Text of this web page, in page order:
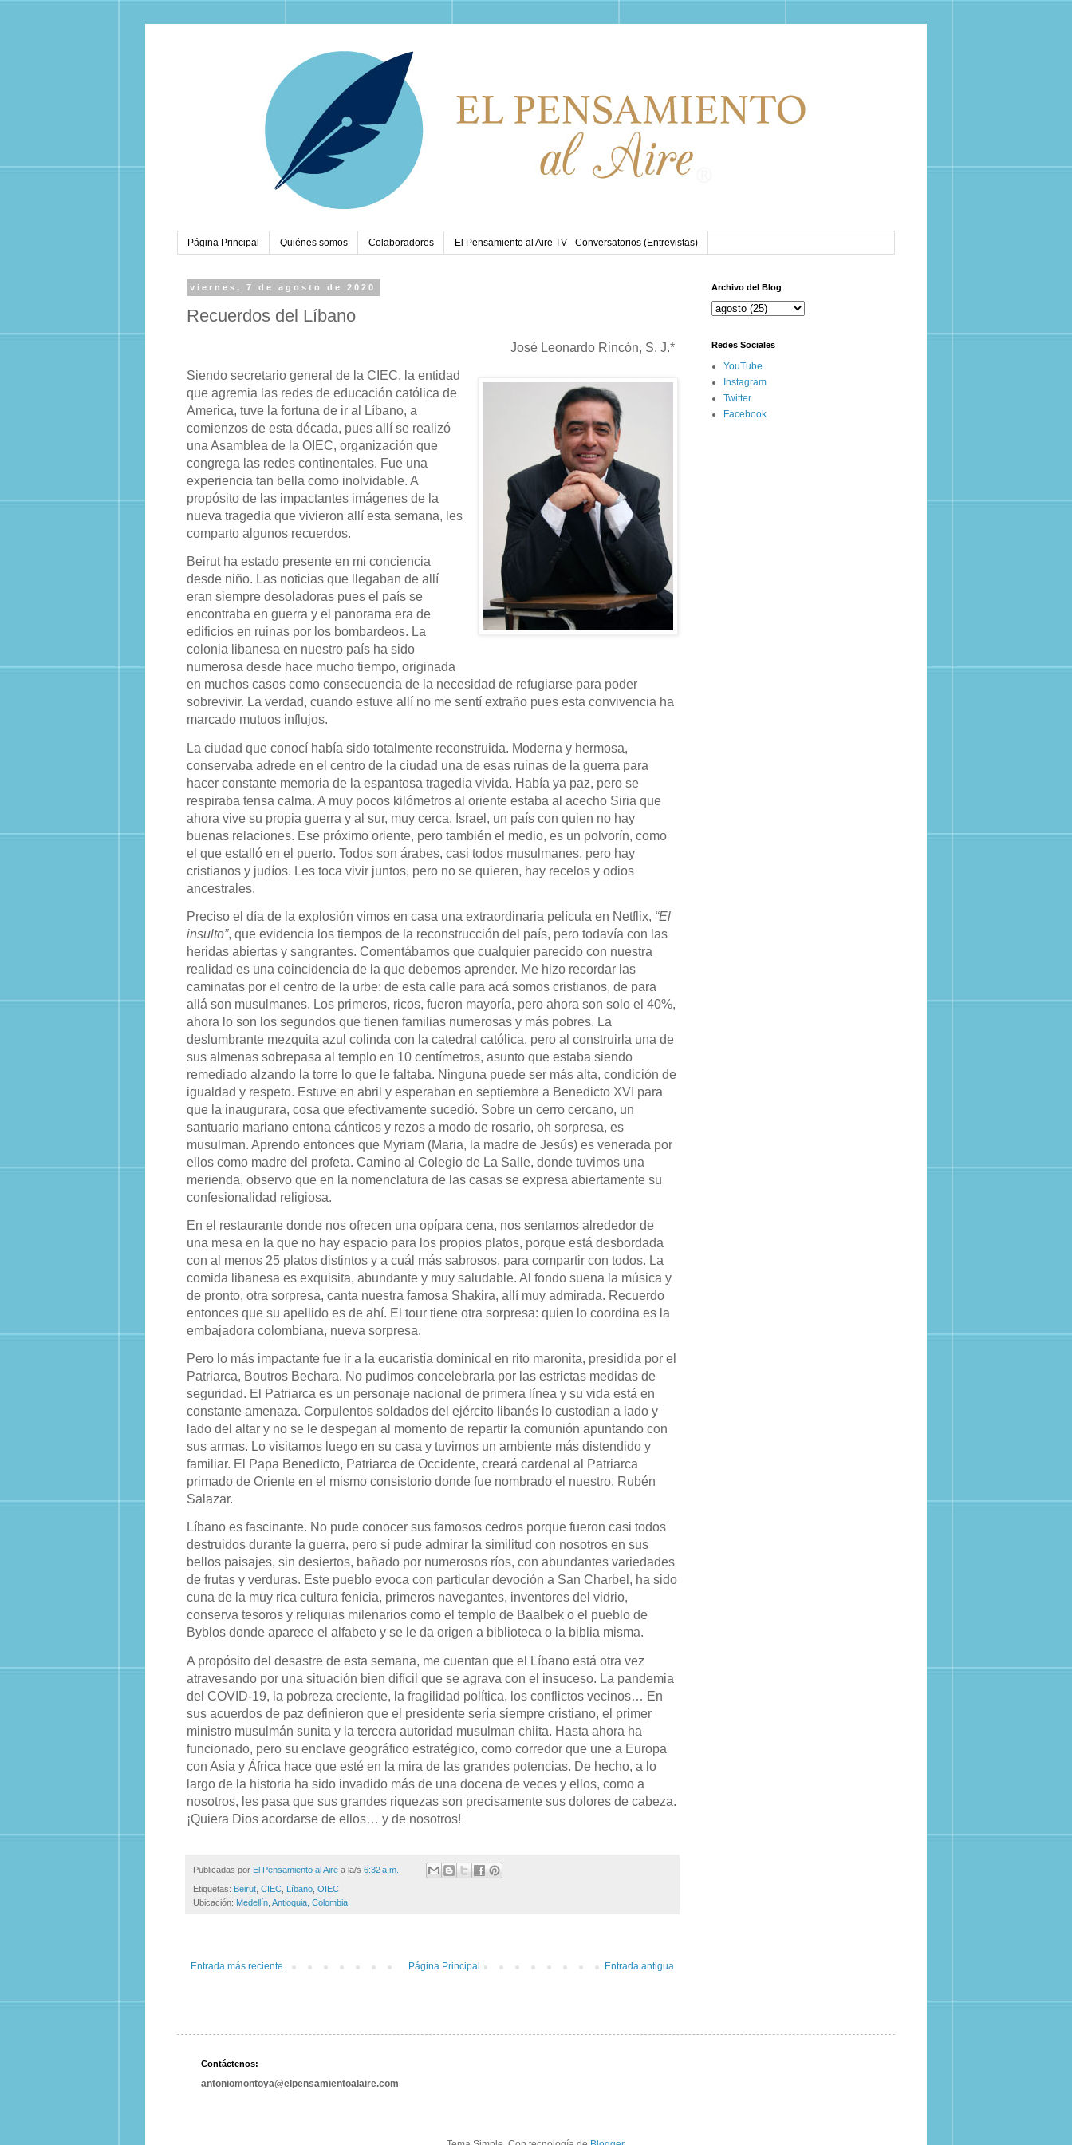
Página Principal Quiénes somos Colaboradores El Pensamiento al Aire TV - Conversatorios (Entrevistas)
viernes, 7 de agosto de 2020
Recuerdos del Líbano
José Leonardo Rincón, S. J.*
Siendo secretario general de la CIEC, la entidad
que agremia las redes de educación católica de
America, tuve la fortuna de ir al Líbano, a
comienzos de esta década, pues allí se realizó
una Asamblea de la OIEC, organización que
congrega las redes continentales. Fue una
experiencia tan bella como inolvidable. A
propósito de las impactantes imágenes de la
nueva tragedia que vivieron allí esta semana, les
comparto algunos recuerdos.
Beirut ha estado presente en mi conciencia
desde niño. Las noticias que llegaban de allí
eran siempre desoladoras pues el país se
encontraba en guerra y el panorama era de
edificios en ruinas por los bombardeos. La
colonia libanesa en nuestro país ha sido
numerosa desde hace mucho tiempo, originada
en muchos casos como consecuencia de la necesidad de refugiarse para poder
sobrevivir. La verdad, cuando estuve allí no me sentí extraño pues esta convivencia ha
marcado mutuos influjos.
La ciudad que conocí había sido totalmente reconstruida. Moderna y hermosa,
conservaba adrede en el centro de la ciudad una de esas ruinas de la guerra para
hacer constante memoria de la espantosa tragedia vivida. Había ya paz, pero se
respiraba tensa calma. A muy pocos kilómetros al oriente estaba al acecho Siria que
ahora vive su propia guerra y al sur, muy cerca, Israel, un país con quien no hay
buenas relaciones. Ese próximo oriente, pero también el medio, es un polvorín, como
el que estalló en el puerto. Todos son árabes, casi todos musulmanes, pero hay
cristianos y judíos. Les toca vivir juntos, pero no se quieren, hay recelos y odios
ancestrales.
Preciso el día de la explosión vimos en casa una extraordinaria película en Netflix, “El
insulto”, que evidencia los tiempos de la reconstrucción del país, pero todavía con las
heridas abiertas y sangrantes. Comentábamos que cualquier parecido con nuestra
realidad es una coincidencia de la que debemos aprender. Me hizo recordar las
caminatas por el centro de la urbe: de esta calle para acá somos cristianos, de para
allá son musulmanes. Los primeros, ricos, fueron mayoría, pero ahora son solo el 40%,
ahora lo son los segundos que tienen familias numerosas y más pobres. La
deslumbrante mezquita azul colinda con la catedral católica, pero al construirla una de
sus almenas sobrepasa al templo en 10 centímetros, asunto que estaba siendo
remediado alzando la torre lo que le faltaba. Ninguna puede ser más alta, condición de
igualdad y respeto. Estuve en abril y esperaban en septiembre a Benedicto XVI para
que la inaugurara, cosa que efectivamente sucedió. Sobre un cerro cercano, un
santuario mariano entona cánticos y rezos a modo de rosario, oh sorpresa, es
musulman. Aprendo entonces que Myriam (Maria, la madre de Jesús) es venerada por
ellos como madre del profeta. Camino al Colegio de La Salle, donde tuvimos una
merienda, observo que en la nomenclatura de las casas se expresa abiertamente su
confesionalidad religiosa.
En el restaurante donde nos ofrecen una opípara cena, nos sentamos alrededor de
una mesa en la que no hay espacio para los propios platos, porque está desbordada
con al menos 25 platos distintos y a cuál más sabrosos, para compartir con todos. La
comida libanesa es exquisita, abundante y muy saludable. Al fondo suena la música y
de pronto, otra sorpresa, canta nuestra famosa Shakira, allí muy admirada. Recuerdo
entonces que su apellido es de ahí. El tour tiene otra sorpresa: quien lo coordina es la
embajadora colombiana, nueva sorpresa.
Pero lo más impactante fue ir a la eucaristía dominical en rito maronita, presidida por el
Patriarca, Boutros Bechara. No pudimos concelebrarla por las estrictas medidas de
seguridad. El Patriarca es un personaje nacional de primera línea y su vida está en
constante amenaza. Corpulentos soldados del ejército libanés lo custodian a lado y
lado del altar y no se le despegan al momento de repartir la comunión apuntando con
sus armas. Lo visitamos luego en su casa y tuvimos un ambiente más distendido y
familiar. El Papa Benedicto, Patriarca de Occidente, creará cardenal al Patriarca
primado de Oriente en el mismo consistorio donde fue nombrado el nuestro, Rubén
Salazar.
Líbano es fascinante. No pude conocer sus famosos cedros porque fueron casi todos
destruidos durante la guerra, pero sí pude admirar la similitud con nosotros en sus
bellos paisajes, sin desiertos, bañado por numerosos ríos, con abundantes variedades
de frutas y verduras. Este pueblo evoca con particular devoción a San Charbel, ha sido
cuna de la muy rica cultura fenicia, primeros navegantes, inventores del vidrio,
conserva tesoros y reliquias milenarios como el templo de Baalbek o el pueblo de
Byblos donde aparece el alfabeto y se le da origen a biblioteca o la biblia misma.
A propósito del desastre de esta semana, me cuentan que el Líbano está otra vez
atravesando por una situación bien difícil que se agrava con el insuceso. La pandemia
del COVID-19, la pobreza creciente, la fragilidad política, los conflictos vecinos… En
sus acuerdos de paz definieron que el presidente sería siempre cristiano, el primer
ministro musulmán sunita y la tercera autoridad musulman chiita. Hasta ahora ha
funcionado, pero su enclave geográfico estratégico, como corredor que une a Europa
con Asia y África hace que esté en la mira de las grandes potencias. De hecho, a lo
largo de la historia ha sido invadido más de una docena de veces y ellos, como a
nosotros, les pasa que sus grandes riquezas son precisamente sus dolores de cabeza.
¡Quiera Dios acordarse de ellos… y de nosotros!
Publicadas por El Pensamiento al Aire a la/s 6:32 a.m.
Etiquetas: Beirut CIEC Líbano OIEC
Ubicación: Medellín, Antioquia, Colombia
Entrada más reciente Entrada antigua
Página Principal
Archivo del Blog
Redes Sociales
YouTube
Instagram
Twitter
Facebook
Contáctenos:
antoniomontoya@elpensamientoalaire.com